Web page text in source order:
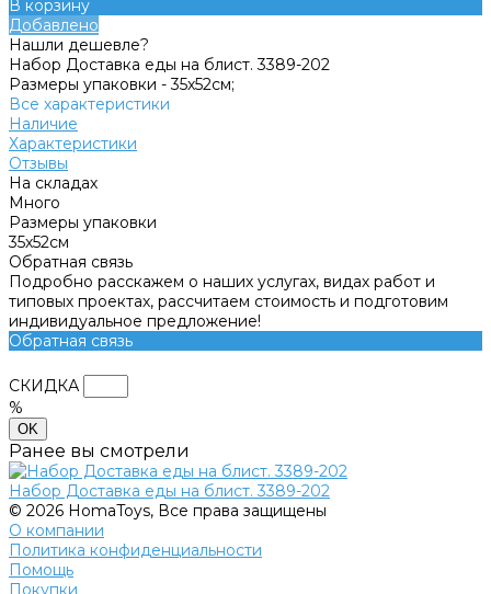
В корзину
Добавлено
Нашли дешевле?
Набор Доставка еды на блист. 3389-202
Размеры упаковки -35х52см;
Все характеристики
Наличие
Характеристики
Отзывы
На складах
Много
Размеры упаковки
35х52см
Обратная связь
Подробно расскажем о наших услугах, видах работ и
типовых проектах, рассчитаем стоимость и подготовим
индивидуальное предложение!
Обратная связь
СКИДКА
%
OK
Ранее вы смотрели
Набор Доставка еды на блист. 3389-202
© 2026 HomaToys, Все права защищены
О компании
Политика конфиденциальности
Помощь
Покупки